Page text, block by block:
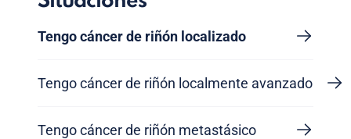
Tengo cáncer de riñón localizado
Tengo cáncer de riñón localmente avanzado
Tengo cáncer de riñón metastásico